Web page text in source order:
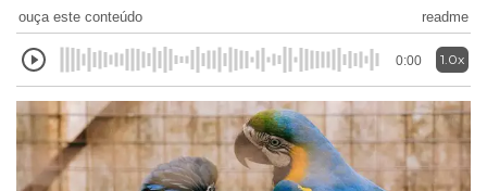
ouça este conteúdo readme
0:00 1.0x